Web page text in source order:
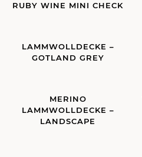
RUBY WINE MINI CHECK
LAMMWOLLDECKE –
GOTLAND GREY
MERINO
LAMMWOLLDECKE –
LANDSCAPE